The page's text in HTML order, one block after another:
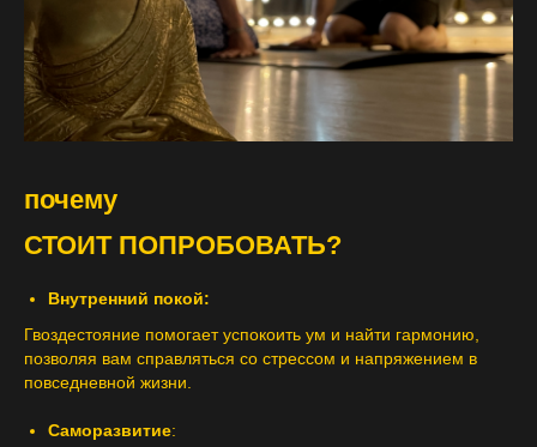
почему
СТОИТ ПОПРОБОВАТЬ?
Внутренний покой:
Гвоздестояние помогает успокоить ум и найти гармонию,
позволяя вам справляться со стрессом и напряжением в
повседневной жизни.
Саморазвитие: